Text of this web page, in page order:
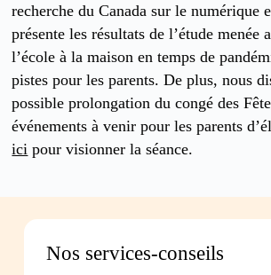
recherche du Canada sur le numérique
présente les résultats de l’étude menée
l’école à la maison en temps de
pistes pour les parents. De plus, nous
possible prolongation du congé des
événements à venir pour les parents
ici pour visionner la séance.
Nos services-conseils